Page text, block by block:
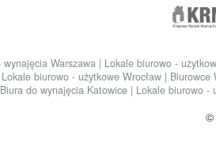
wynajęcia Warszawa | Lokale biurowo -
Lokale biurowo - użytkowe Wrocław | Biurowce
Biura do wynajęcia Katowice | Lokale biurowo -
©